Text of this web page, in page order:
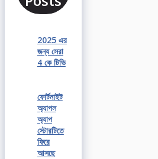
2025 এর
জন্য সেরা
4 কে টিভি
ফোর্টনাইট
অ্যাপল
অ্যাপ
স্টোরটিতে
ফিরে
আসছে